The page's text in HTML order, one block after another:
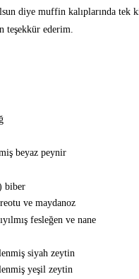
diye muffin kalıplarında tek
teşekkür ederim.
beyaz peynir
biber
ve maydanoz
fesleğen ve nane
siyah zeytin
yeşil zeytin